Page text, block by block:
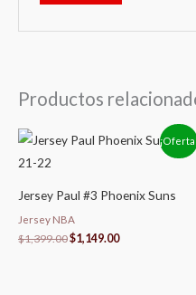
Productos
Jersey Paul #3 Phoenix Suns
Jersey NBA
$1,399.00
El
precio
$1,399.00.
$1,149.00
precio
$1,149.00.